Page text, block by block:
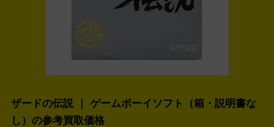
ザードの伝説 ｜ ゲームボーイソフト（箱・説明書な
し）の参考買取価格